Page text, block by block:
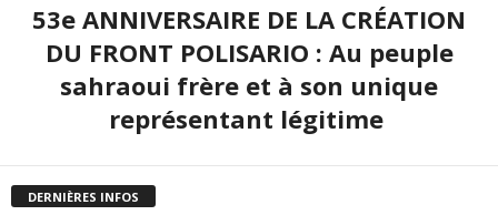
53e ANNIVERSAIRE DE LA CRÉATION
DU FRONT POLISARIO : Au peuple
sahraoui frère et à son unique
représentant légitime
DERNIÈRES INFOS